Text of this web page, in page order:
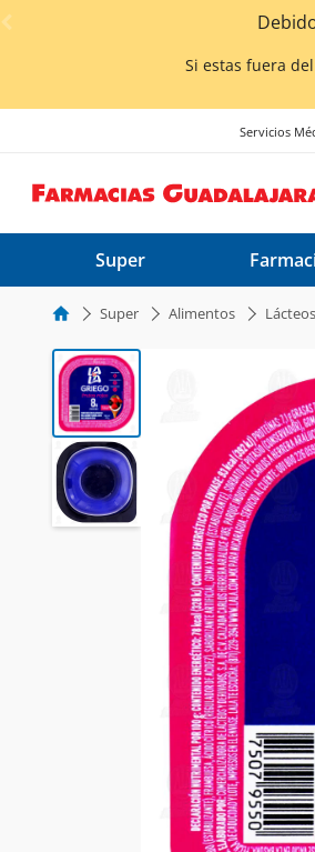
< div class="carousel-inner">condiciones
Si estas fuera
Servicios
Super
Super Alimentos Lácteos